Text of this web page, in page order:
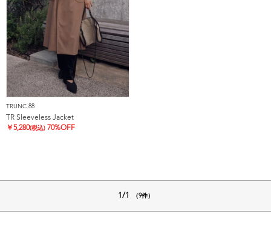
TRUNC 88
TR Sleeveless Jacket
￥5,280(税込) 70%OFF
1/1 （9件）